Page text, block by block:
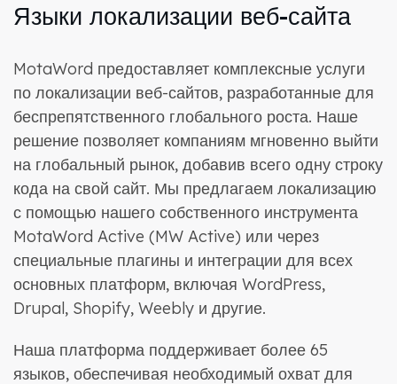
Языки локализации веб-сайта
MotaWord предоставляет комплексные услуги
по локализации веб-сайтов, разработанные для
беспрепятственного глобального роста. Наше
решение позволяет компаниям мгновенно выйти
на глобальный рынок, добавив всего одну строку
кода на свой сайт. Мы предлагаем локализацию
с помощью нашего собственного инструмента
MotaWord Active (MW Active) или через
специальные плагины и интеграции для всех
основных платформ, включая WordPress,
Drupal, Shopify, Weebly и другие.
Наша платформа поддерживает более 65
языков, обеспечивая необходимый охват для